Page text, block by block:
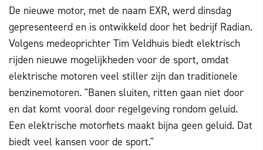
De nieuwe motor, met de naam EXR, werd dinsdag
gepresenteerd en is ontwikkeld door het bedrijf Radian.
Volgens medeoprichter Tim Veldhuis biedt elektrisch
rijden nieuwe mogelijkheden voor de sport, omdat
elektrische motoren veel stiller zijn dan traditionele
benzinemotoren. "Banen sluiten, ritten gaan niet door
en dat komt vooral door regelgeving rondom geluid.
Een elektrische motorfiets maakt bijna geen geluid. Dat
biedt veel kansen voor de sport."